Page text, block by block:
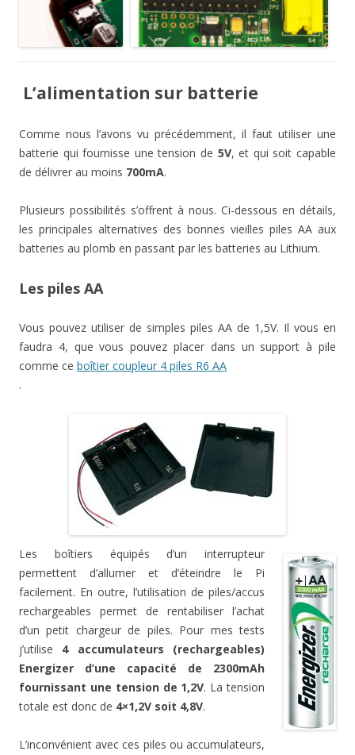
L’alimentation sur batterie
Comme nous l’avons vu précédemment, il faut utiliser une
batterie qui fournisse une tension de 5V, et qui soit capable
de délivrer au moins 700mA.
Plusieurs possibilités s’offrent à nous. Ci-dessous en détails,
les principales alternatives des bonnes vieilles piles AA aux
batteries au plomb en passant par les batteries au Lithium.
Les piles AA
Vous pouvez utiliser de simples piles AA de 1,5V. Il vous en
faudra 4, que vous pouvez placer dans un support à pile
comme ce boîtier coupleur 4 piles R6 AA
.
Les boîtiers équipés d’un interrupteur
permettent d’allumer et d’éteindre le Pi
facilement. En outre, l’utilisation de piles/accus
rechargeables permet de rentabiliser l’achat
d’un petit chargeur de piles. Pour mes tests
j’utilise 4 accumulateurs (rechargeables)
Energizer d’une capacité de 2300mAh
fournissant une tension de 1,2V. La tension
totale est donc de 4×1,2V soit 4,8V.
L’inconvénient avec ces piles ou accumulateurs,